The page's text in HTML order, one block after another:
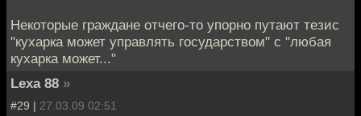
Некоторые граждане отчего-то упорно путают тезис
"кухарка может управлять государством" с "любая
кухарка может..."
Lexa 88 »
#29 | 27.03.09 02:51